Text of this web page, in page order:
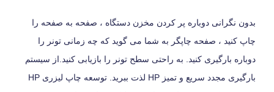
بدون نگرانی دوباره پر کردن مخزن دستگاه ، صفحه به صفحه را
چاپ کنید ، صفحه چاپگر به شما می گوید که چه زمانی تونر را
دوباره بارگیری کنید. به راحتی سطح تونر را بازیابی کنید.از سیستم
بارگیری مجدد سریع و تمیز HP لذت ببرید. توسعه چاپ لیزری HP